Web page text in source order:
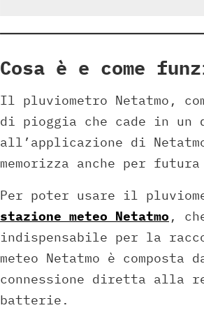
Cosa è e come
Il pluviometro Netatmo,
di pioggia che cade in un
all’applicazione di
memorizza anche per
Per poter usare il
stazione meteo Netatmo ,
indispensabile per la
meteo Netatmo è
connessione diretta alla
batterie.